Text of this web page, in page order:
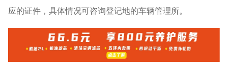
应的证件，具体情况可咨询登记地的车辆管理所。